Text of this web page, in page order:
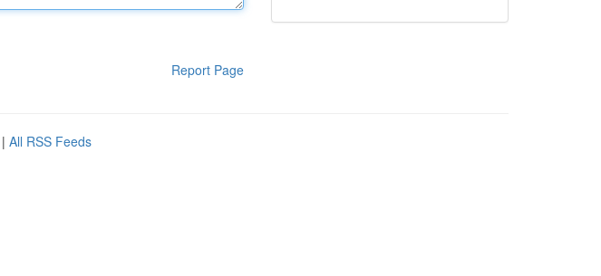
Report Page
| All RSS Feeds